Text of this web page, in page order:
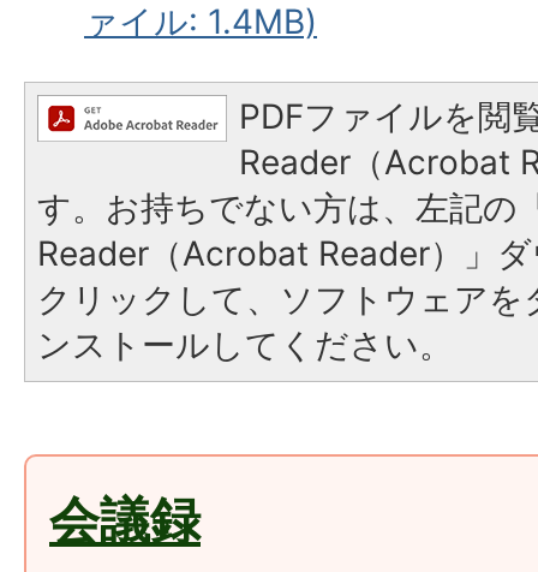
ァイル: 1.4MB)
PDFファイルを閲
Reader（Acrobat
す。お持ちでない方は、左記の
Reader（Acrobat Reader）」
クリックして、ソフトウェア
ンストールしてください。
会議録